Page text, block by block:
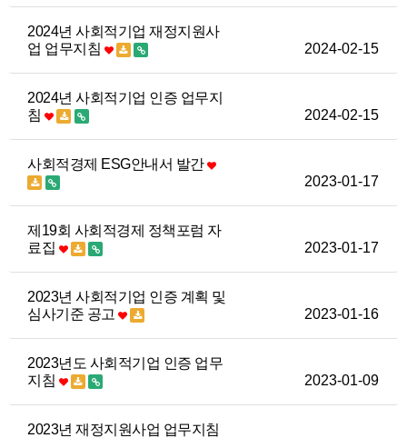
2024년 사회적기업 재정지원사
업 업무지침
2024-02-15
2024년 사회적기업 인증 업무지
침
2024-02-15
사회적경제 ESG안내서 발간
2023-01-17
제19회 사회적경제 정책포럼 자
료집
2023-01-17
2023년 사회적기업 인증 계획 및
심사기준 공고
2023-01-16
2023년도 사회적기업 인증 업무
지침
2023-01-09
2023년 재정지원사업 업무지침